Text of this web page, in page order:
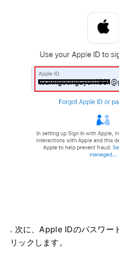
. 次に、Apple IDのパスワー
リックします。